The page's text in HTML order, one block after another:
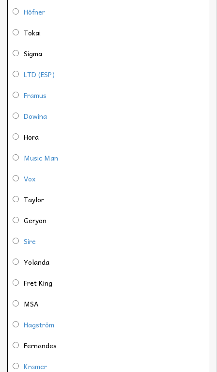
Höfner
Tokai
Sigma
LTD (ESP)
Framus
Dowina
Hora
Music Man
Vox
Taylor
Geryon
Sire
Yolanda
Fret King
MSA
Hagström
Fernandes
Kramer